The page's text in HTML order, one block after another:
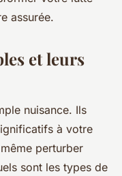
assurée.
et leurs
nuisance. Ils
à votre
perturber
sont les types de